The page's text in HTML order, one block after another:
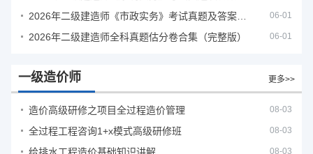
06-01
2026年二级建造师全科真题估分卷合集（完整版） 06-01
一级造价师 更多>>
造价高级研修之项目全过程造价管理 08-03
全过程工程咨询1+x模式高级研修班 08-03
08-03